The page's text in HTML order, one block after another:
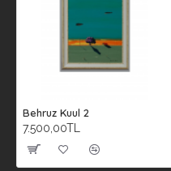
Behruz Kuul 2
7.500,00TL